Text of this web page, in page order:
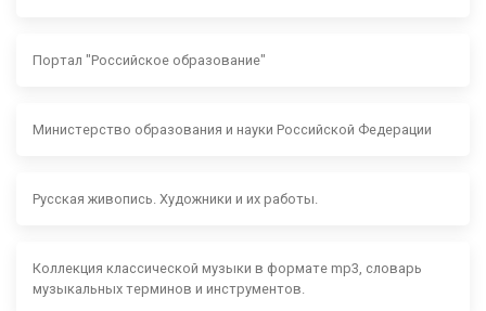
Портал "Российское образование"
Министерство образования и науки Российской Федерации
Русская живопись. Художники и их работы.
Коллекция классической музыки в формате mp3, словарь
музыкальных терминов и инструментов.